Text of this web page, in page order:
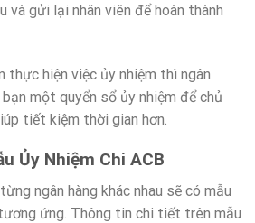
và gửi lại nhân viên để hoàn thành
thực hiện việc ủy nhiệm thì ngân
một quyển sổ ủy nhiệm để chủ
tiết kiệm thời gian hơn.
Ủy Nhiệm Chi ACB
ngân hàng khác nhau sẽ có mẫu
ứng. Thông tin chi tiết trên mẫu